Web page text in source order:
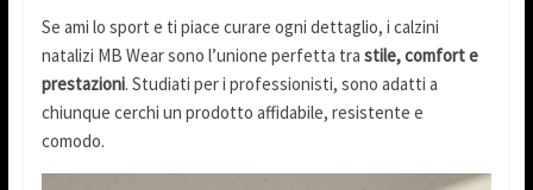
Se ami lo sport e ti piace curare ogni dettaglio, i calzini
natalizi MB Wear sono l’unione perfetta tra stile, comfort e
prestazioni. Studiati per i professionisti, sono adatti a
chiunque cerchi un prodotto affidabile, resistente e
comodo.